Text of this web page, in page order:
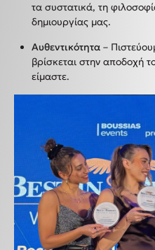
τα συστατικά, τη
δημιουργίας μας.
Αυθεντικότητα –
βρίσκεται στην αποδοχή
είμαστε.